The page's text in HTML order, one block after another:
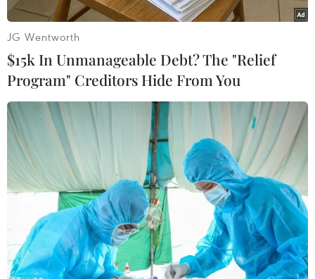
Trăng 3, lực lượng tìm kiếm cứu nạn đã huy động
nhân lực, vật lực ở mức cao nhất để tìm kiếm
những người mất tích.
Play
Video
Sự cố thủy điện Rào Trăng 3 đã gây ra thiệt hại
to lớn về người và của. Kể từ ngày xảy ra sự cố,
JG Wentworth
$15k In Unmanageable Debt? The "Relief
Program" Creditors Hide From You